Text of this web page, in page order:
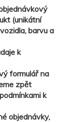
(unikátní
barvu a
k
formulář na
zpět
k
objednávky,